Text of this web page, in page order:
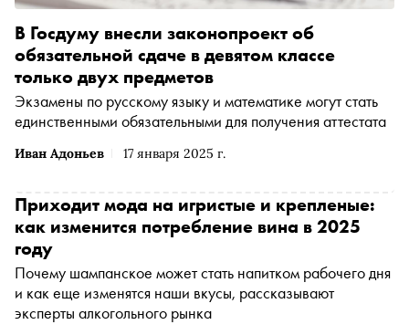
Иван Адоньев 17 января 2025 г.
В Госдуму внесли законопроект об
обязательной сдаче в девятом классе
только двух предметов
Экзамены по русскому языку и математике могут стать
единственными обязательными для получения аттестата
Приходит мода на игристые и крепленые:
как изменится потребление вина в 2025
году
Почему шампанское может стать напитком рабочего дня
и как еще изменятся наши вкусы, рассказывают
эксперты алкогольного рынка